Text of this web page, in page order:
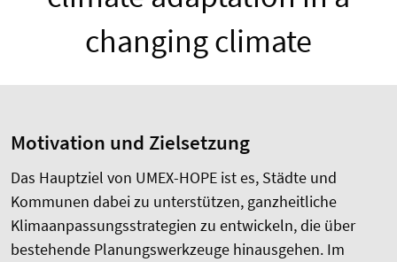
changing climate
Motivation und Zielsetzung
Das Hauptziel von UMEX-HOPE ist es, Städte und
Kommunen dabei zu unterstützen, ganzheitliche
Klimaanpassungsstrategien zu entwickeln, die über
bestehende Planungswerkzeuge hinausgehen. Im